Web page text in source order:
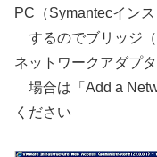
PC（Symantecイン
するのでブリッジ
ネットワークアダプ
場合は「Add a
ください